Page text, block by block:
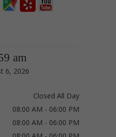
am
6, 2026
Closed All Day
08:00 AM - 06:00 PM
08:00 AM - 06:00 PM